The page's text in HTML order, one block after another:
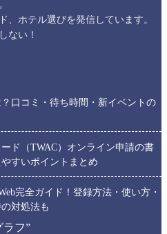
、ホテル選びを発信しています。
ない！
口コミ・待ち時間・新イベントの
ード（TWAC）オンライン申請の書
すいポイントまとめ
完全ガイド！登録方法・使い方・
対処法も
ラフ”